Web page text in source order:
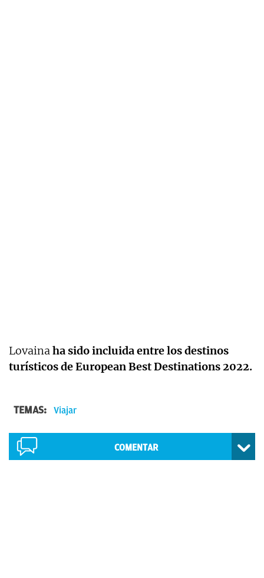
Lovainaha sido incluida entre los destinos
turísticos de European Best Destinations 2022.
TEMAS: Viajar
COMENTAR